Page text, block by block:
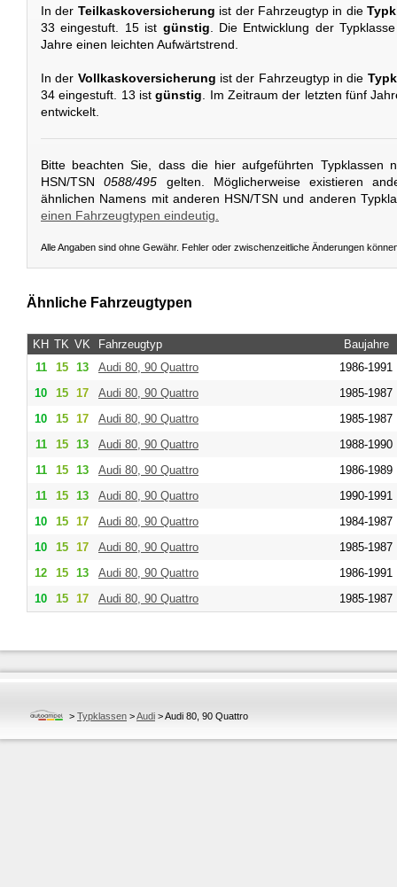
In der Teilkaskoversicherung ist der Fahrzeugtyp in die
33 eingestuft. 15 ist günstig . Die Entwicklung der
Jahre einen leichten Aufwärtstrend.
In der Vollkaskoversicherung ist der Fahrzeugtyp in die
34 eingestuft. 13 istgünstig. Im Zeitraum der letzten fünf
entwickelt.
Bitte beachten Sie, dass die hier aufgeführten Typklassen
HSN/TSN0588/495 gelten. Möglicherweise existieren
ähnlichen Namens mit anderen HSN/TSN und anderen
einen Fahrzeugtypen eindeutig.
Alle Angaben sind ohne Gewähr. Fehler oder zwischenzeitliche Änderungen
Ähnliche Fahrzeugtypen
KH TK VK Fahrzeugtyp
Baujahre
11
15 13 Audi 80, 90 Quattro
1986-1991
10
15 17 Audi 80, 90 Quattro
1985-1987
10
15 17 Audi 80, 90 Quattro
1985-1987
11
15 13 Audi 80, 90 Quattro
1988-1990
11
15 13 Audi 80, 90 Quattro
1986-1989
11
15 13 Audi 80, 90 Quattro
1990-1991
10
15 17 Audi 80, 90 Quattro
1984-1987
10
15 17 Audi 80, 90 Quattro
1985-1987
12
15 13 Audi 80, 90 Quattro
1986-1991
10
15 17 Audi 80, 90 Quattro 1985-1987
> Typklassen >Audi >Audi 80, 90 Quattro